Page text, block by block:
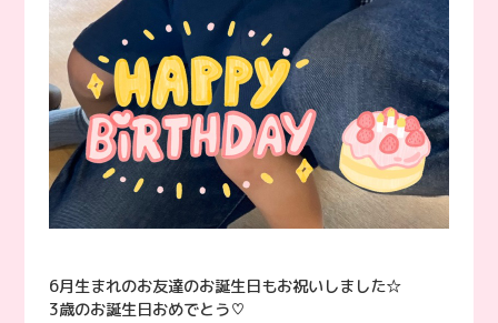
6月生まれのお友達のお誕生日もお祝いしました☆
3歳のお誕生日おめでとう♡